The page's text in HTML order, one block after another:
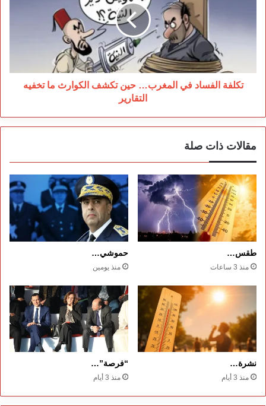
المغرب…
حين
تكشف
الكوارث
تخفيه
التقارير
تكلفة الفساد في المغرب… حين تكشف الكوارث ما تخفيه
التقارير
مقالات ذات صلة
طقس…
منذ 3 ساعات
حموشي…
منذ يومين
نشرة…
منذ 3 أيام
“فرصة”…
منذ 3 أيام